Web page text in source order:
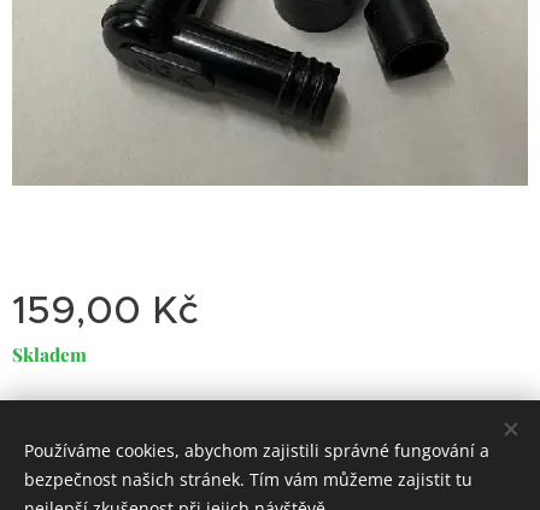
159,00 Kč
Skladem
DirtyMotorcycleGarage
Classic Trial-Enduro
Cookies
Používáme cookies, abychom zajistili správné fungování a
bezpečnost našich stránek. Tím vám můžeme zajistit tu